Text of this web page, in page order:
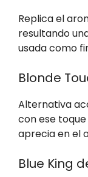
Replica el
resultando
usada como
Blonde
Alternativa
con ese
aprecia en el
Blue King